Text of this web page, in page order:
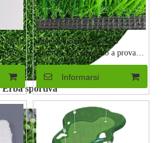
Erba sportiva
in
Tappeto erboso da calcio
sintetico non riempito a prova di
raggi UV per esterni
Informarsi